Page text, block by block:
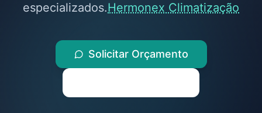
especializados.Hermonex Climatização
Solicitar Orçamento